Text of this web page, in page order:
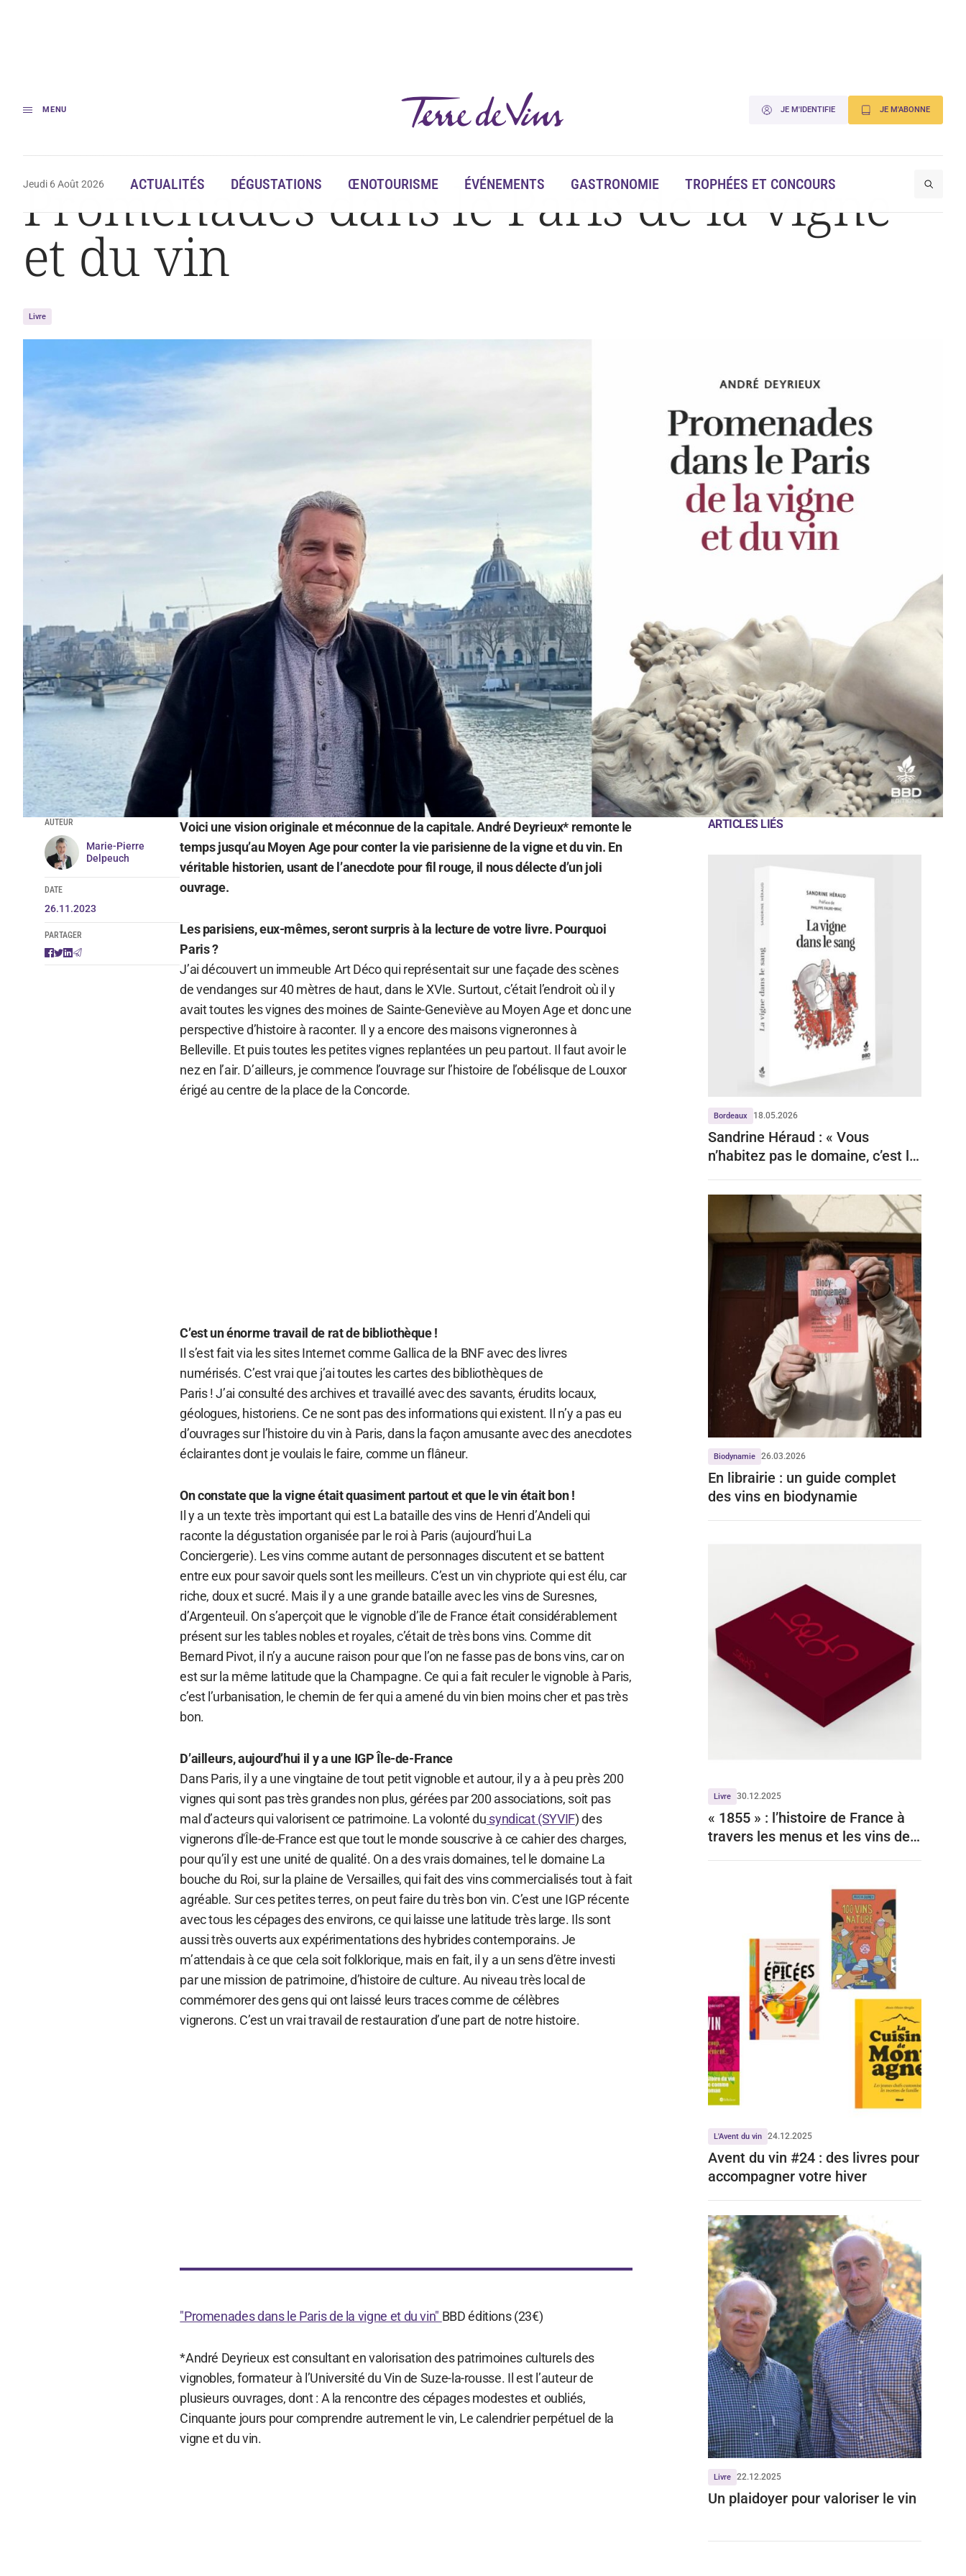
MENU JE M'IDENTIFIE JE M'ABONNE
Jeudi 6 Août 2026 ACTUALITÉS DÉGUSTATIONS ŒNOTOURISME ÉVÉNEMENTS GASTRONOMIE TROPHÉES ET CONCOURS
Accueil Actualités Promenades dans le Paris de la vigne et du vin
Promenades dans le Paris de la vigne
et du vin
Livre
AUTEUR
Marie-Pierre
Delpeuch
DATE
26.11.2023
PARTAGER
Voici une vision originale et méconnue de la capitale. André Deyrieux* remonte le
temps jusqu’au Moyen Age pour conter la vie parisienne de la vigne et du vin. En
véritable historien, usant de l’anecdote pour fil rouge, il nous délecte d’un joli
ouvrage.
Les parisiens, eux-mêmes, seront surpris à la lecture de votre livre. Pourquoi
Paris ?
J’ai découvert un immeuble Art Déco qui représentait sur une façade des scènes
de vendanges sur 40 mètres de haut, dans le XVIe. Surtout, c’était l’endroit où il y
avait toutes les vignes des moines de Sainte-Geneviève au Moyen Age et donc une
perspective d’histoire à raconter. Il y a encore des maisons vigneronnes à
Belleville. Et puis toutes les petites vignes replantées un peu partout. Il faut avoir le
nez en l’air. D’ailleurs, je commence l’ouvrage sur l’histoire de l’obélisque de Louxor
érigé au centre de la place de la Concorde.
C’est un énorme travail de rat de bibliothèque !
Il s’est fait via les sites Internet comme Gallica de la BNF avec des livres
numérisés. C’est vrai que j’ai toutes les cartes des bibliothèques de
Paris ! J’ai consulté des archives et travaillé avec des savants, érudits locaux,
géologues, historiens. Ce ne sont pas des informations qui existent. Il n’y a pas eu
d’ouvrages sur l’histoire du vin à Paris, dans la façon amusante avec des anecdotes
éclairantes dont je voulais le faire, comme un flâneur.
On constate que la vigne était quasiment partout et que le vin était bon !
Il y a un texte très important qui est La bataille des vins de Henri d’Andeli qui
raconte la dégustation organisée par le roi à Paris (aujourd’hui La
Conciergerie). Les vins comme autant de personnages discutent et se battent
entre eux pour savoir quels sont les meilleurs. C’est un vin chypriote qui est élu, car
riche, doux et sucré. Mais il y a une grande bataille avec les vins de Suresnes,
d’Argenteuil. On s’aperçoit que le vignoble d’île de France était considérablement
présent sur les tables nobles et royales, c’était de très bons vins. Comme dit
Bernard Pivot, il n’y a aucune raison pour que l’on ne fasse pas de bons vins, car on
est sur la même latitude que la Champagne. Ce qui a fait reculer le vignoble à Paris,
c’est l’urbanisation, le chemin de fer qui a amené du vin bien moins cher et pas très
bon.
D’ailleurs, aujourd’hui il y a une IGP Île-de-France
Dans Paris, il y a une vingtaine de tout petit vignoble et autour, il y a à peu près 200
vignes qui sont pas très grandes non plus, gérées par 200 associations, soit pas
mal d’acteurs qui valorisent ce patrimoine. La volonté du syndicat (SYVIF) des
vignerons d'Île-de-France est que tout le monde souscrive à ce cahier des charges,
pour qu’il y est une unité de qualité. On a des vrais domaines, tel le domaine La
bouche du Roi, sur la plaine de Versailles, qui fait des vins commercialisés tout à fait
agréable. Sur ces petites terres, on peut faire du très bon vin. C’est une IGP récente
avec tous les cépages des environs, ce qui laisse une latitude très large. Ils sont
aussi très ouverts aux expérimentations des hybrides contemporains. Je
m’attendais à ce que cela soit folklorique, mais en fait, il y a un sens d’être investi
par une mission de patrimoine, d’histoire de culture. Au niveau très local de
commémorer des gens qui ont laissé leurs traces comme de célèbres
vignerons. C’est un vrai travail de restauration d’une part de notre histoire.
"Promenades dans le Paris de la vigne et du vin" BBD éditions (23€)
*André Deyrieux est consultant en valorisation des patrimoines culturels des
vignobles, formateur à l’Université du Vin de Suze-la-rousse. Il est l’auteur de
plusieurs ouvrages, dont : A la rencontre des cépages modestes et oubliés,
Cinquante jours pour comprendre autrement le vin, Le calendrier perpétuel de la
vigne et du vin.
ARTICLES LIÉS
Bordeaux 18.05.2026
Sandrine Héraud : « Vous
n’habitez pas le domaine, c’est le
Biodynamie 26.03.2026
En librairie : un guide complet
des vins en biodynamie
Livre 30.12.2025
« 1855 » : l’histoire de France à
travers les menus et les vins de
L'Avent du vin 24.12.2025
Avent du vin #24 : des livres pour
accompagner votre hiver
Livre 22.12.2025
Un plaidoyer pour valoriser le vin